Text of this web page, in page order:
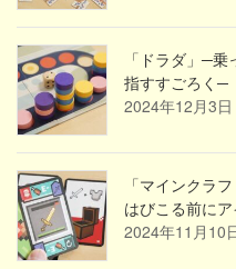
「ドラダ」─
指すすごろく─
2024年12月3日
「マインクラ
はびこる前に
2024年11月10